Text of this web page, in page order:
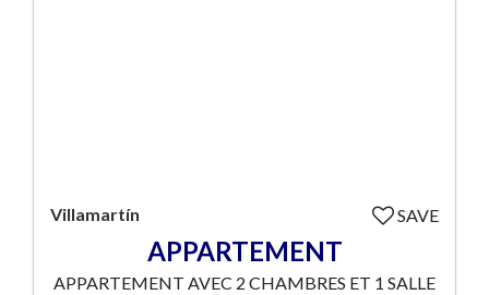
Villamartín SAVE
APPARTEMENT
APPARTEMENT AVEC 2 CHAMBRES ET 1 SALLE